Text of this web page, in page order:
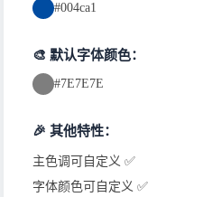
#004ca1
🎨 默认字体颜色：
#7E7E7E
🎉 其他特性：
主色调可自定义 ✅
字体颜色可自定义 ✅